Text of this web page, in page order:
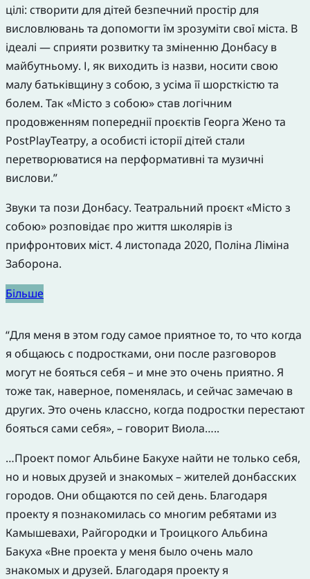
цілі: створити для дітей безпечний простір для
висловлювань та допомогти їм зрозуміти свої міста. В
ідеалі — сприяти розвитку та зміненню Донбасу в
майбутньому. І, як виходить із назви, носити свою
малу батьківщину з собою, з усіма її шорсткістю та
болем. Так «Місто з собою» став логічним
продовженням попереднії проєктів Георга Жено та
PostPlayТеатру, а особисті історії дітей стали
перетворюватися на перформативні та музичні
вислови.”
Звуки та пози Донбасу. Театральний проєкт «Місто з
собою» розповідає про життя школярів із
прифронтових міст. 4 листопада 2020, Поліна Ліміна
Заборона.
Більше
“Для меня в этом году самое приятное то, то что когда
я общаюсь с подростками, они после разговоров
могут не бояться себя – и мне это очень приятно. Я
тоже так, наверное, поменялась, и сейчас замечаю в
других. Это очень классно, когда подростки перестают
бояться сами себя», – говорит Виола…..
…Проект помог Альбине Бакухе найти не только себя,
но и новых друзей и знакомых – жителей донбасских
городов. Они общаются по сей день. Благодаря
проекту я познакомилась со многим ребятами из
Камышевахи, Райгородки и Троицкого Альбина
Бакуха «Вне проекта у меня было очень мало
знакомых и друзей. Благодаря проекту я